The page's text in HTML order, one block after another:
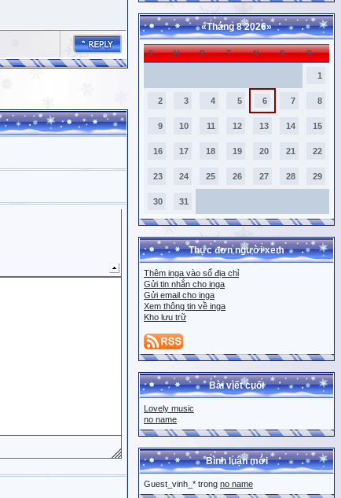
«Tháng 8 2026»
C H B T N S B
1
2 3 4 5 6 7 8
9 10 11 12 13 14 15
16 17 18 19 20 21 22
23 24 25 26 27 28 29
30 31
Thực đơn người xem
Thêm inga vào sổ địa chỉ
Gửi tin nhắn cho inga
Gửi email cho inga
Xem thông tin về inga
Kho lưu trữ
Bài viết cuối
Lovely music
no name
Bình luận mới
Guest_vinh_* trong no name